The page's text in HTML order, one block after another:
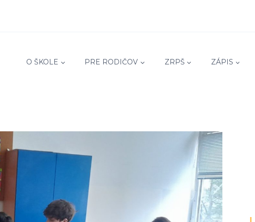
O ŠKOLE PRE RODIČOV ZRPŠ ZÁPIS